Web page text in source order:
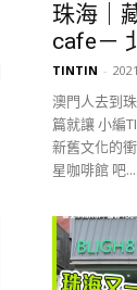
珠海｜
cafe－
TINTIN -
澳門人去到
篇就讓 小編
新舊文化的
星咖啡館 吧